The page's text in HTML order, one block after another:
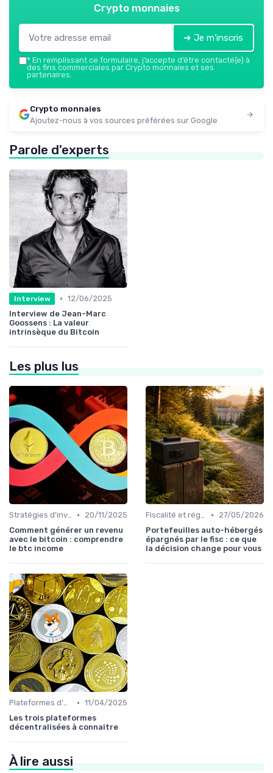
Crypto monnaies
➔ Je m'inscris
* En remplissant ce formulaire, j’accepte d’être contacté(e) à
des fins commerciales par Crypto monnaies et ses
partenaires.
Crypto monnaies
Ajoutez-nous à vos sources préférées sur Google
Parole d'experts
Interview • 12/06/2025
Interview de Jean-Marc
Goossens : La valeur
intrinsèque du Bitcoin
Les plus lus
Stratégies d'investissement •
20/11/2025
Comment générer un revenu
avec le bitcoin : comprendre
le btc income
Fiscalité et réglementation •
27/05/2026
Portefeuilles auto-hébergés
épargnés par le fisc : ce que
la décision change pour vous
Plateformes d'échange et portefeuilles • 11/04/2025
Les trois plateformes
décentralisées à connaître
À lire aussi